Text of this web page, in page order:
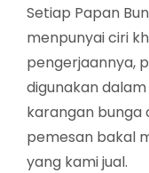
Setiap Papan
menpunyai ciri
pengerjaannya,
digunakan
karangan bunga
pemesan bakal
yang kami jual.